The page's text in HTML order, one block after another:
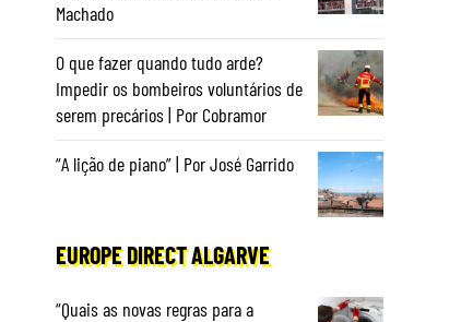
Machado
O que fazer quando tudo arde?
Impedir os bombeiros voluntários de
serem precários | Por Cobramor
“A lição de piano” | Por José Garrido
EUROPE DIRECT ALGARVE
“Quais as novas regras para a